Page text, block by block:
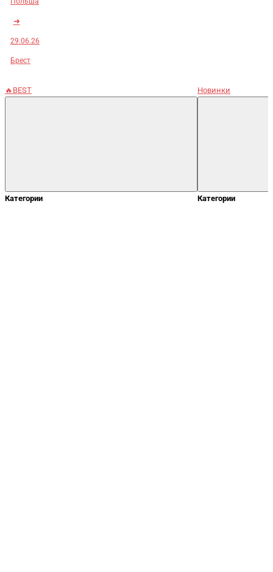
➜
29.06.26
Брест
🔥BEST
Категории
Новинки
Категории